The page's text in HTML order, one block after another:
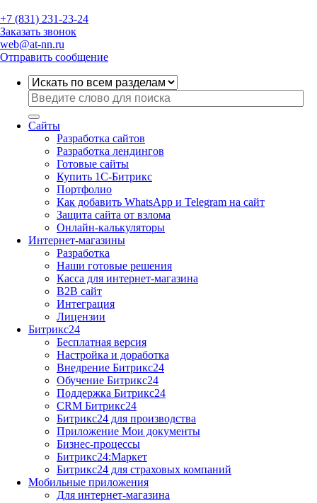
+7 (831) 231-23-24
Заказать звонок
web@at-nn.ru
Отправить сообщение
Сайты
Разработка сайтов
Разработка лендингов
Готовые сайты
Купить 1С-Битрикс
Портфолио
Как добавить WhatsApp и Telegram на сайт
Защита сайта от взлома
Онлайн-калькуляторы
Интернет-магазины
Разработка
Наши готовые решения
Касса для интернет-магазина
B2B сайт
Интеграция
Лицензии
Битрикс24
Бесплатная версия
Настройка и доработка
Внедрение Битрикс24
Обучение Битрикс24
Поддержка Битрикс24
CRM Битрикс24
Битрикс24 для производства
Приложение Мои документы
Бизнес-процессы
Битрикс24:Маркет
Битрикс24 для страховых компаний
Мобильные приложения
Для интернет-магазина